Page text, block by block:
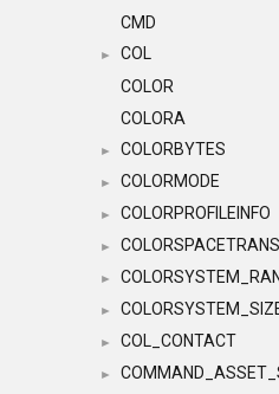
CMD
►
COL
COLOR
COLORA
► COLORBYTES
► COLORMODE
► COLORPROFILEINFO
►
►
►
► COL_CONTACT
►